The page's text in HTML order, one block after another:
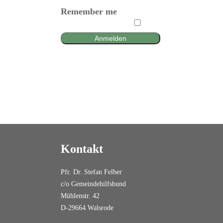
Remember me
Anmelden
Kontakt
Pfr. Dr. Stefan Felber
c/o Gemeindehilfsbund
Mühlenstr. 42
D-29664 Walsrode